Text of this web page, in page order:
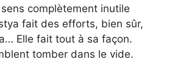
complètement inutile
fait des efforts, bien sûr,
Elle fait tout à sa façon.
tomber dans le vide.